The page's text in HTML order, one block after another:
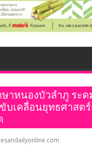
าหนองบัวลำภู ระ
บเคลื่อนยุทธศาสต
esandailyonline.com